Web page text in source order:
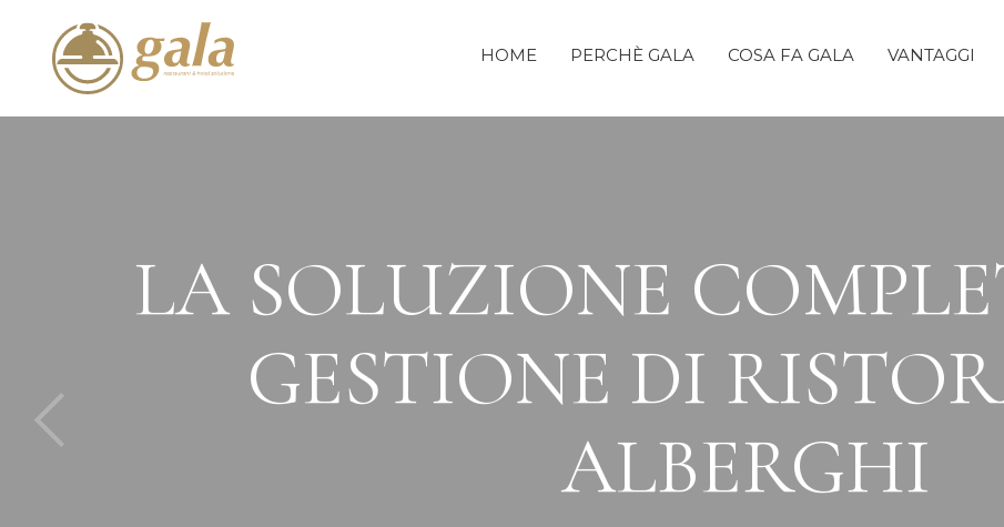
HOME PERCHÈ GALA COSA FA GALA VANTAGGI
LA SOLUZIONE
GESTIONE DI
ALBERGHI